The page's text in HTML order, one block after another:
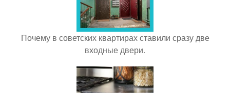
Почему в советских квартирах ставили сразу две
входные двери.